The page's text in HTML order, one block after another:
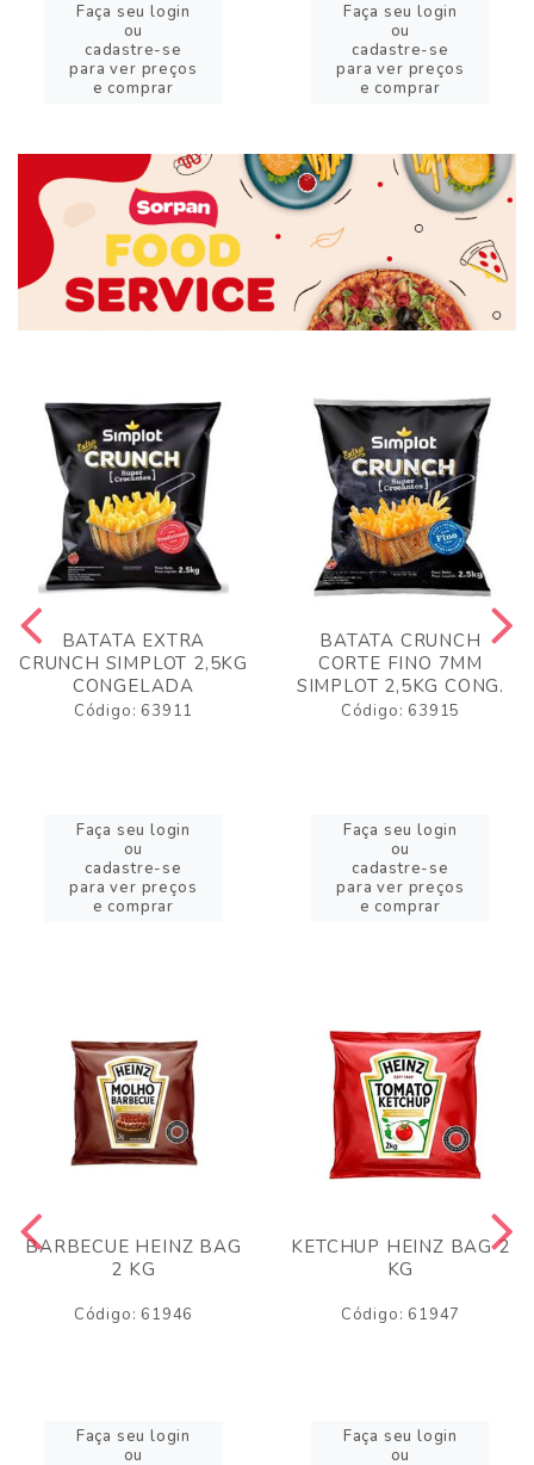
Faça seu login
ou
cadastre-se
para ver preços
e comprar
Faça seu login
ou
cadastre-se
para ver preços
e comprar
BATATA EXTRA
CRUNCH SIMPLOT 2,5KG
CONGELADA
Código: 63911
Faça seu login
ou
cadastre-se
para ver preços
e comprar
BATATA CRUNCH
CORTE FINO 7MM
SIMPLOT 2,5KG CONG.
Código: 63915
Faça seu login
ou
cadastre-se
para ver preços
e comprar
BARBECUE HEINZ BAG
2 KG
Código: 61946
Faça seu login
ou
KETCHUP HEINZ BAG 2
KG
Código: 61947
Faça seu login
ou